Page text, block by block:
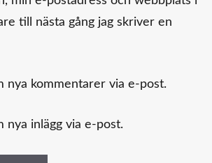
till nästa gång jag skriver en
nya kommentarer via e-post.
nya inlägg via e-post.